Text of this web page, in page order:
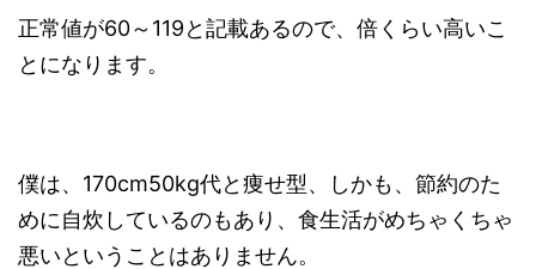
正常値が60～119と記載あるので、倍くらい高いこ
とになります。
僕は、170cm50kg代と痩せ型、しかも、節約のた
めに自炊しているのもあり、食生活がめちゃくちゃ
悪いということはありません。